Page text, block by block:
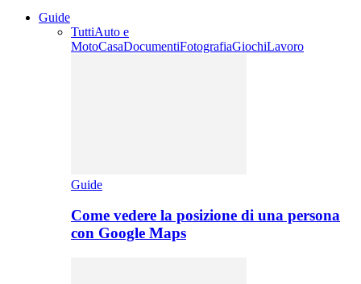
Guide
TuttiAuto e
MotoCasaDocumentiFotografiaGiochiLavoro
Guide
Come vedere la posizione di una persona
con Google Maps